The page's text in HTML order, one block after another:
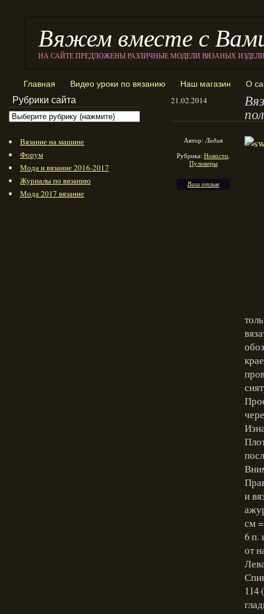
Вяжем вместе с
НА САЙТЕ ПРЕДЛОЖЕНЫ РАЗЛИЧНЫЕ МОДЕЛИ ВЯЗАНЫХ
Главная Видео уроки по вязанию Наш магазин О
21.02.2014
Автор:Лидия
Рубрика: Новости,
Пуловеры
Ваш отзыв
и
см
6 п.
от
114
Рубрики сайта
Вязание на машине
Форум
Мода и вязание 2016-2017
Журналы по вязанию
Мода 2017 вязание